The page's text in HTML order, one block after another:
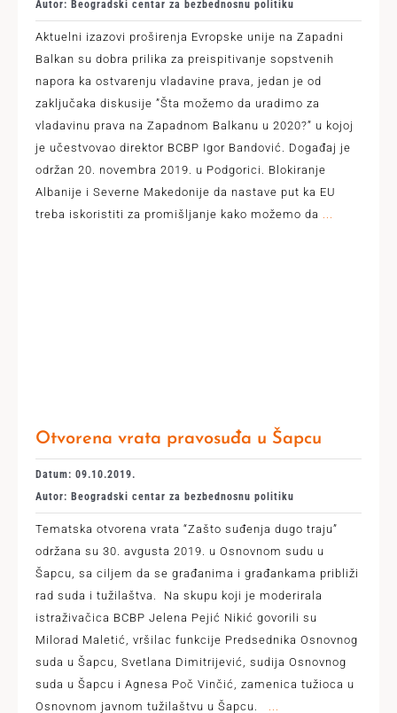
Autor: Beogradski centar za bezbednosnu politiku
Aktuelni izazovi proširenja Evropske unije na Zapadni
Balkan su dobra prilika za preispitivanje sopstvenih
napora ka ostvarenju vladavine prava, jedan je od
zaključaka diskusije ”Šta možemo da uradimo za
vladavinu prava na Zapadnom Balkanu u 2020?” u kojoj
je učestvovao direktor BCBP Igor Bandović. Događaj je
održan 20. novembra 2019. u Podgorici. Blokiranje
Albanije i Severne Makedonije da nastave put ka EU
treba iskoristiti za promišljanje kako možemo da ...
Otvorena vrata pravosuđa u Šapcu
Datum: 09.10.2019.
Autor: Beogradski centar za bezbednosnu politiku
Tematska otvorena vrata “Zašto suđenja dugo traju”
održana su 30. avgusta 2019. u Osnovnom sudu u
Šapcu, sa ciljem da se građanima i građankama približi
rad suda i tužilaštva. Na skupu koji je moderirala
istraživačica BCBP Jelena Pejić Nikić govorili su
Milorad Maletić, vršilac funkcije Predsednika Osnovnog
suda u Šapcu, Svetlana Dimitrijević, sudija Osnovnog
suda u Šapcu i Agnesa Poč Vinčić, zamenica tužioca u
Osnovnom javnom tužilaštvu u Šapcu.
...